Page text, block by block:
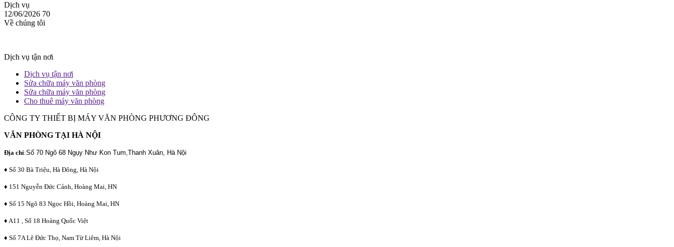
Dịch vụ
12/06/2026 70
Về chúng tôi
Dịch vụ tận nơi
Dịch vụ tận nơi
Sửa chữa máy văn phòng
Sửa chữa máy văn phòng
Cho thuê máy văn phòng
CÔNG TY THIẾT BỊ MÁY VĂN PHÒNG PHƯƠNG ĐÔNG
VĂN PHÒNG TẠI HÀ NỘI
Địa chỉ:Số 70 Ngõ 68 Ngụy Như Kon Tum,Thanh Xuân, Hà Nội
♦ Số 30 Bà Triệu, Hà Đông, Hà Nội
♦ 151 Nguyễn Đức Cảnh, Hoàng Mai, HN
♦ Số 15 Ngõ 83 Ngọc Hồi, Hoàng Mai, HN
♦ A11 , Số 18 Hoàng Quốc Việt
♦ Số 7A Lê Đức Thọ, Nam Từ Liêm, Hà Nội